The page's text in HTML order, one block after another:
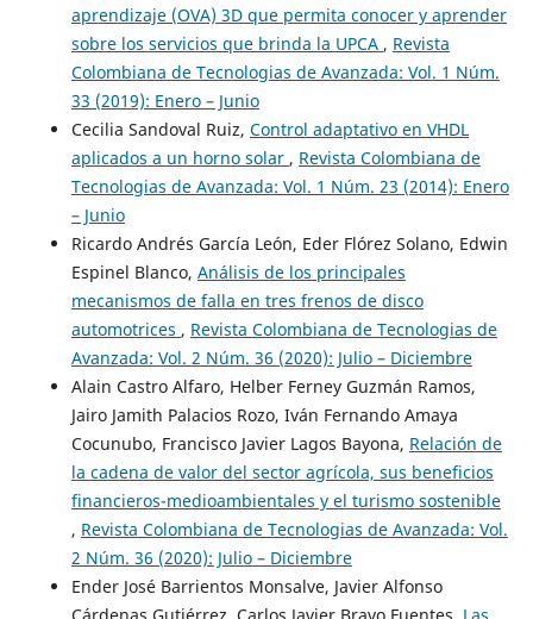
aprendizaje (OVA) 3D que permita conocer y aprender
sobre los servicios que brinda la UPCA , Revista
Colombiana de Tecnologias de Avanzada: Vol. 1 Núm.
33 (2019): Enero – Junio
Cecilia Sandoval Ruiz, Control adaptativo en VHDL
aplicados a un horno solar , Revista Colombiana de
Tecnologias de Avanzada: Vol. 1 Núm. 23 (2014): Enero
– Junio
Ricardo Andrés García León, Eder Flórez Solano, Edwin
Espinel Blanco, Análisis de los principales
mecanismos de falla en tres frenos de disco
automotrices , Revista Colombiana de Tecnologias de
Avanzada: Vol. 2 Núm. 36 (2020): Julio – Diciembre
Alain Castro Alfaro, Helber Ferney Guzmán Ramos,
Jairo Jamith Palacios Rozo, Iván Fernando Amaya
Cocunubo, Francisco Javier Lagos Bayona, Relación de
la cadena de valor del sector agrícola, sus beneficios
financieros-medioambientales y el turismo sostenible
, Revista Colombiana de Tecnologias de Avanzada: Vol.
2 Núm. 36 (2020): Julio – Diciembre
Ender José Barrientos Monsalve, Javier Alfonso
Cárdenas Gutiérrez, Carlos Javier Bravo Fuentes, Las